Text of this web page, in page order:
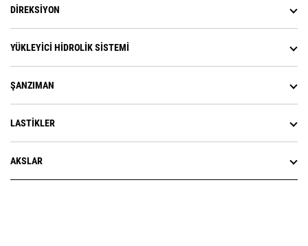
DIREKSIYON
YÜKLEYICI HIDROLIK SISTEMI
ŞANZIMAN
LASTIKLER
AKSLAR